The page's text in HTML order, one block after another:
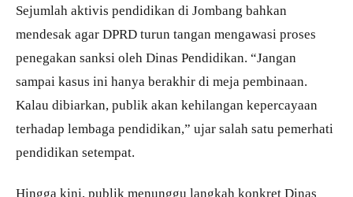
Sejumlah aktivis pendidikan di Jombang bahkan
mendesak agar DPRD turun tangan mengawasi proses
penegakan sanksi oleh Dinas Pendidikan. “Jangan
sampai kasus ini hanya berakhir di meja pembinaan.
Kalau dibiarkan, publik akan kehilangan kepercayaan
terhadap lembaga pendidikan,” ujar salah satu pemerhati
pendidikan setempat.
Hingga kini, publik menunggu langkah konkret Dinas